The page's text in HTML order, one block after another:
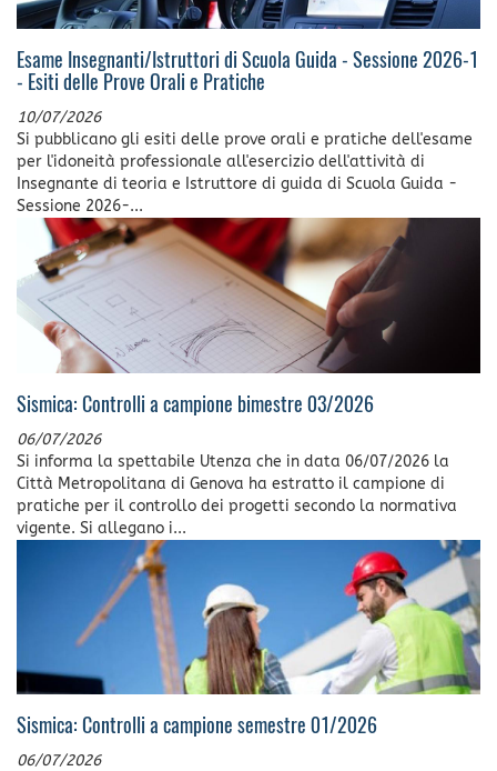
Esame Insegnanti/Istruttori di Scuola Guida - Sessione 2026-1
- Esiti delle Prove Orali e Pratiche
10/07/2026
Si pubblicano gli esiti delle prove orali e pratiche dell'esame
per l'idoneità professionale all'esercizio dell'attività di
Insegnante di teoria e Istruttore di guida di Scuola Guida -
Sessione 2026-...
Sismica: Controlli a campione bimestre 03/2026
06/07/2026
Si informa la spettabile Utenza che in data 06/07/2026 la
Città Metropolitana di Genova ha estratto il campione di
pratiche per il controllo dei progetti secondo la normativa
vigente. Si allegano i...
Sismica: Controlli a campione semestre 01/2026
06/07/2026